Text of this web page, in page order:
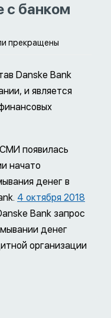
с банком
прекращены
Danske Bank
и является
появилась
начато
денег в
4 октября 2018
Bank запрос
денег
организации